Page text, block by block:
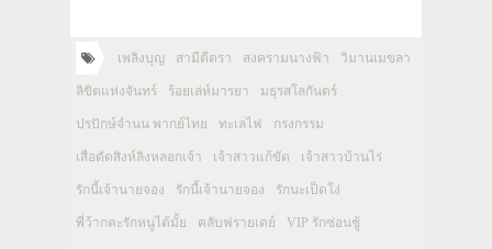
เพลิงบุญ สามีตีตรา สงครามนางฟ้า วิมานเมขลา
ลิขิตแห่งจันทร์ ร้อยเล่ห์มารยา มธุรสโลกันตร์
ปรปักษ์จำนน พากย์ไทย ทะเลไฟ กรงกรรม
เสือตัดสิงห์ลิงหลอกเจ้า เจ้าสาวแก้ขัด เจ้าสาวบ้านไร่
รักนี้เจ้านายจอง รักนี้เจ้านายจอง รักนะเป็ดโง่
พี่ว้ากคะรักหนูได้มั้ย คลับฟรายเดย์ VIP รักซ่อนชู้